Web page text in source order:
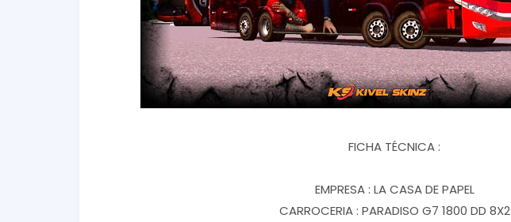
FICHA TÉCNICA :
EMPRESA : LA CASA DE PAPEL
CARROCERIA : PARADISO G7 1800 DD 8X2